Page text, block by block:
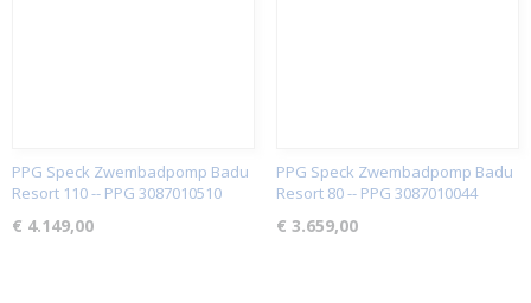
PPG Speck Zwembadpomp Badu
Resort 110 -- PPG 3087010510
€ 4.149,00
PPG Speck Zwembadpomp Badu
Resort 80 -- PPG 3087010044
€ 3.659,00